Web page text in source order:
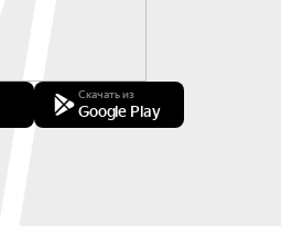
Скачать из
Google Play